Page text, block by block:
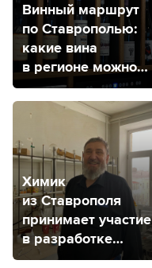
Винный маршрут
по Ставрополью:
какие вина
в регионе можно
попробовать
Химик
из Ставрополя
принимает участие
в разработке
вещества против